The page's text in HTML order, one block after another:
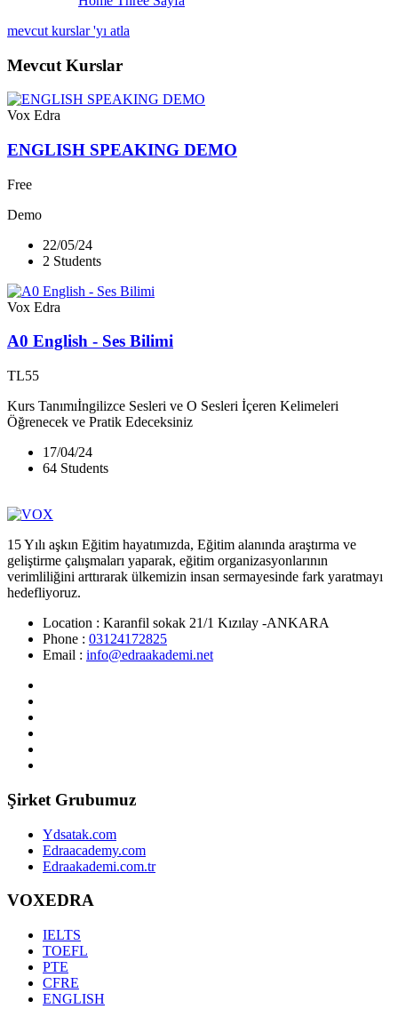
mevcut kurslar 'yı atla
Mevcut Kurslar
Vox Edra
ENGLISH SPEAKING DEMO
Free
Demo
22/05/24
2 Students
Vox Edra
A0 English - Ses Bilimi
TL55
Kurs Tanımıİngilizce Sesleri ve O Sesleri İçeren Kelimeleri
Öğrenecek ve Pratik Edeceksiniz
17/04/24
64 Students
15 Yılı aşkın Eğitim hayatımızda, Eğitim alanında araştırma ve
geliştirme çalışmaları yaparak, eğitim organizasyonlarının
verimliliğini arttırarak ülkemizin insan sermayesinde fark yaratmayı
hedefliyoruz.
Location : Karanfil sokak 21/1 Kızılay -ANKARA
Phone : 03124172825
Email : info@edraakademi.net
Şirket Grubumuz
Ydsatak.com
Edraacademy.com
Edraakademi.com.tr
VOXEDRA
IELTS
TOEFL
PTE
CFRE
ENGLISH